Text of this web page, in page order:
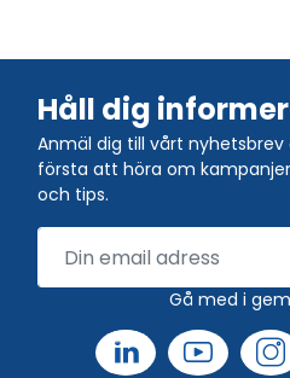
Håll dig
Anmäl dig till vårt nyhetsbrev
första att höra om
och tips.
Gå med i